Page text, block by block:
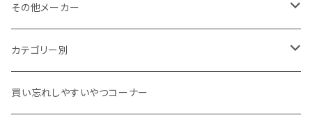
その他メーカー
ACLIMA
atelierBluebottle
カテゴリー別
Unisex ウェア
買い忘れしやすいやつコーナー